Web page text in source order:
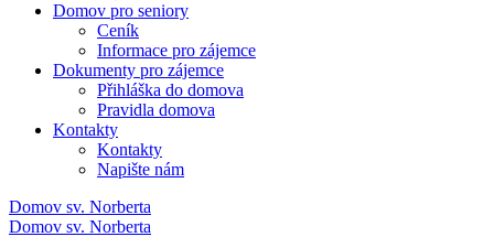
Domov pro seniory
Ceník
Informace pro zájemce
Dokumenty pro zájemce
Přihláška do domova
Pravidla domova
Kontakty
Kontakty
Napište nám
Domov sv. Norberta
Domov sv. Norberta